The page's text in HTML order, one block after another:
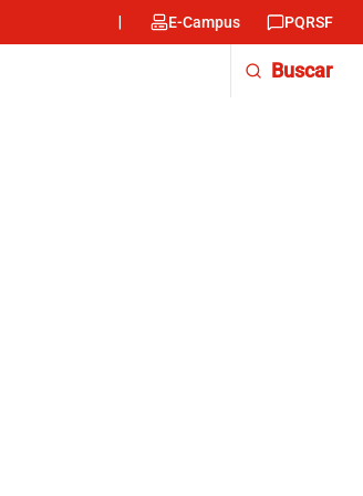
Menu
encabezado
E-Campus PQRSF
Buscar